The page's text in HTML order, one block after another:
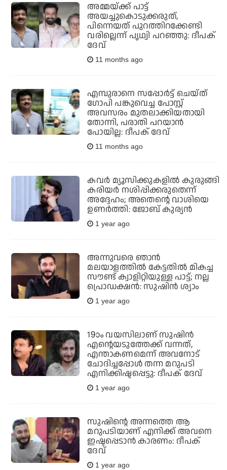
അമ്മയ്ക്ക് പാട്ട്
അയച്ചുകൊടുക്കരുത്,
പിന്നെയത് പുറത്തിറക്കേണ്ടി
വരില്ലെന്ന് പൃഥ്വി പറഞ്ഞു: ദീപക്
ദേവ്
11 months ago
എമ്പുരാനെ സപ്പോര്‍ട്ട് ചെയ്ത്
ഗോപി പങ്കുവെച്ച പോസ്റ്റ്
അവസരം മുതലാക്കിയതായി
തോന്നി, പരാതി പറയാന്‍
പോയില്ല: ദീപക് ദേവ്
11 months ago
കവര്‍ മ്യൂസിക്കുകളില്‍ കുരുങ്ങി
കരിയര്‍ നശിപ്പിക്കരുതെന്ന്
അദ്ദേഹം; അതെന്റെ വാശിയെ
ഉണര്‍ത്തി: ജോബ് കുര്യന്‍
1 year ago
അന്നുവരെ ഞാന്‍
മലയാളത്തില്‍ കേട്ടതില്‍ മികച്ച
സൗണ്ട് ക്വാളിറ്റിയുള്ള പാട്ട്; നല്ല
പ്രൊഡക്ഷന്‍: സുഷിന്‍ ശ്യാം
1 year ago
19ാം വയസിലാണ് സുഷിന്‍
എന്റെയടുത്തേക്ക് വന്നത്,
എന്താകണമെന്ന് അവനോട്
ചോദിച്ചപ്പോള്‍ തന്ന മറുപടി
എനിക്കിഷ്ടപ്പെട്ടു: ദീപക് ദേവ്
1 year ago
സുഷിൻ്റെ അന്നത്തെ ആ
മറുപടിയാണ് എനിക്ക് അവനെ
ഇഷ്ടപ്പെടാൻ കാരണം: ദീപക്
ദേവ്
1 year ago